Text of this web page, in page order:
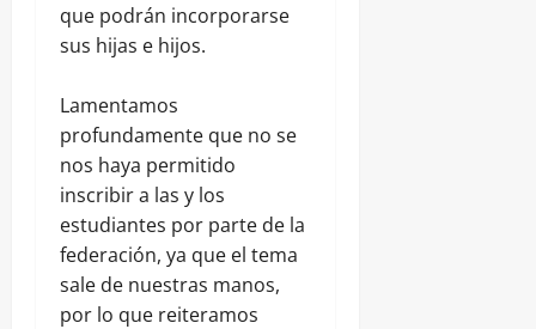
que podrán incorporarse
sus hijas e hijos.
Lamentamos
profundamente que no se
nos haya permitido
inscribir a las y los
estudiantes por parte de la
federación, ya que el tema
sale de nuestras manos,
por lo que reiteramos